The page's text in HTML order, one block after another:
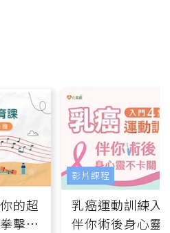
的超
擊有
乳癌運動訓練入
伴你術後身心靈
影片課程